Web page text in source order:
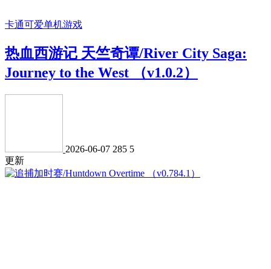
卡通可爱单机游戏
热血西游记 天竺奇谭/River City Saga:
Journey to the West （v1.0.2）
2026-06-07 285 5
更新